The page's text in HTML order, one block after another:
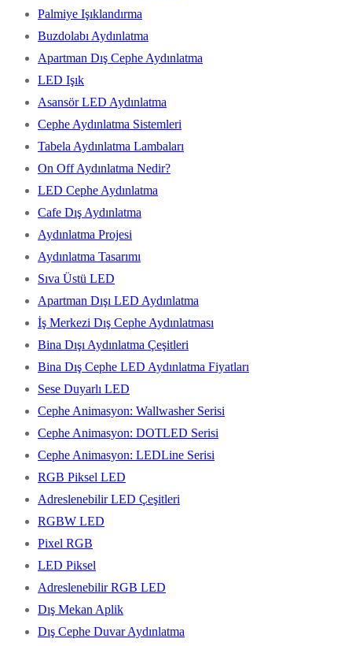
Palmiye Işıklandırma
Buzdolabı Aydınlatma
Apartman Dış Cephe Aydınlatma
LED Işık
Asansör LED Aydınlatma
Cephe Aydınlatma Sistemleri
Tabela Aydınlatma Lambaları
On Off Aydınlatma Nedir?
LED Cephe Aydınlatma
Cafe Dış Aydınlatma
Aydınlatma Projesi
Aydınlatma Tasarımı
Sıva Üstü LED
Apartman Dışı LED Aydınlatma
İş Merkezi Dış Cephe Aydınlatması
Bina Dışı Aydınlatma Çeşitleri
Bina Dış Cephe LED Aydınlatma Fiyatları
Sese Duyarlı LED
Cephe Animasyon: Wallwasher Serisi
Cephe Animasyon: DOTLED Serisi
Cephe Animasyon: LEDLine Serisi
RGB Piksel LED
Adreslenebilir LED Çeşitleri
RGBW LED
Pixel RGB
LED Piksel
Adreslenebilir RGB LED
Dış Mekan Aplik
Dış Cephe Duvar Aydınlatma